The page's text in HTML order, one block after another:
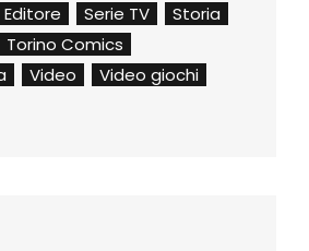
Editore
Serie TV
Storia
Torino Comics
Video
Video giochi